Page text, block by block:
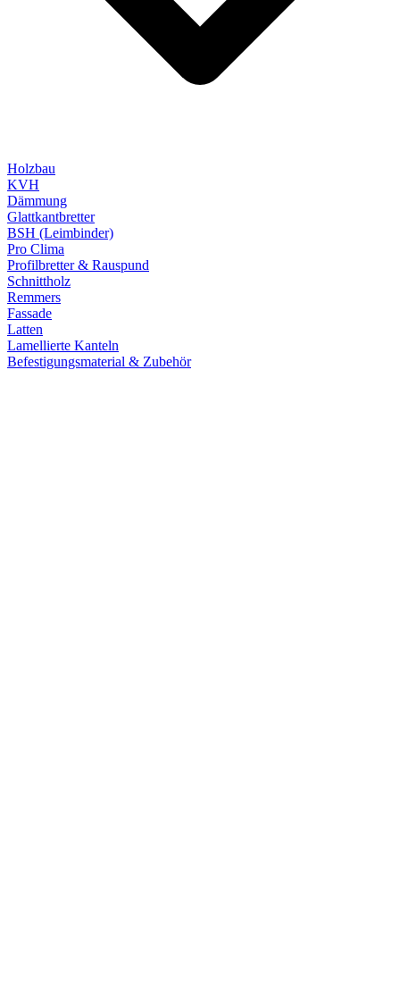
Holzbau
KVH
Dämmung
Glattkantbretter
BSH (Leimbinder)
Pro Clima
Profilbretter & Rauspund
Schnittholz
Remmers
Fassade
Latten
Lamellierte Kanteln
Befestigungsmaterial & Zubehör